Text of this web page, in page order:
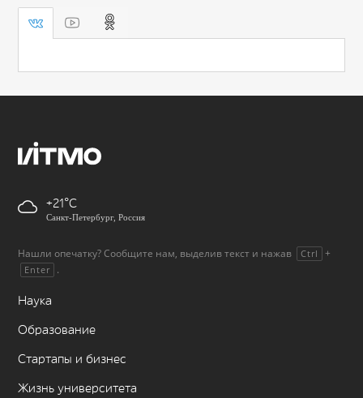
+21
Санкт-Петербург, Россия
Нашли опечатку? Сообщите нам, выделив текст и нажав Ctrl +
Enter .
Наука
Образование
Стартапы и бизнес
Жизнь университета